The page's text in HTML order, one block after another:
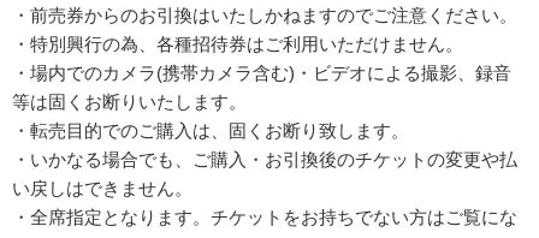
・前売券からのお引換はいたしかねますのでご注意ください。
・特別興行の為、各種招待券はご利用いただけません。
・場内でのカメラ(携帯カメラ含む)・ビデオによる撮影、録音
等は固くお断りいたします。
・転売目的でのご購入は、固くお断り致します。
・いかなる場合でも、ご購入・お引換後のチケットの変更や払
い戻しはできません。
・全席指定となります。チケットをお持ちでない方はご覧にな